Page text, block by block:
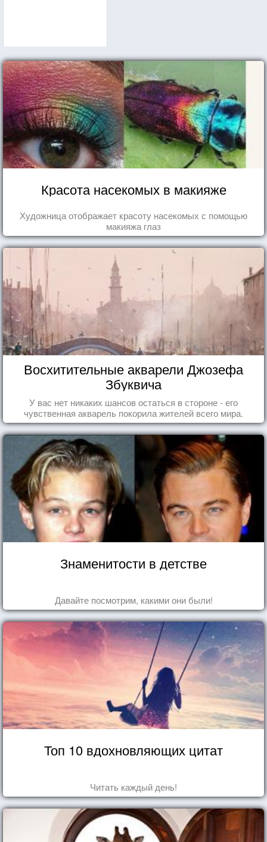
Красота насекомых в макияже
Художница отображает красоту насекомых с помощью
макияжа глаз
Восхитительные акварели Джозефа
Збуквича
У вас нет никаких шансов остаться в стороне - его
чувственная акварель покорила жителей всего мира.
Знаменитости в детстве
Давайте посмотрим, какими они были!
Топ 10 вдохновляющих цитат
Читать каждый день!